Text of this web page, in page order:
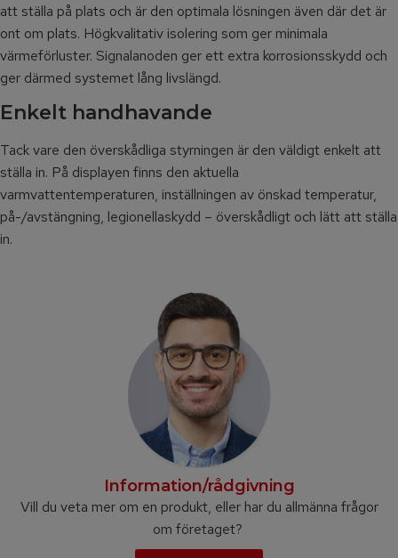
att ställa på plats och är den optimala lösningen även där det är
ont om plats. Högkvalitativ isolering som ger minimala
värmeförluster. Signalanoden ger ett extra korrosionsskydd och
ger därmed systemet lång livslängd.
Enkelt handhavande
Tack vare den överskådliga styrningen är den väldigt enkelt att
ställa in. På displayen finns den aktuella
varmvattentemperaturen, inställningen av önskad temperatur,
på-/avstängning, legionellaskydd – överskådligt och lätt att ställa
in.
Information/rådgivning
Vill du veta mer om en produkt, eller har du allmänna frågor
om företaget?